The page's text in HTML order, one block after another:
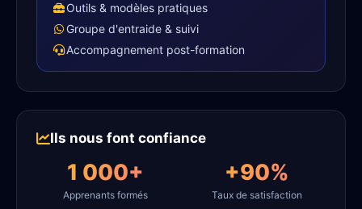
Outils & modèles pratiques
Groupe d'entraide & suivi
Accompagnement post-formation
Ils nous font confiance
1 000+
Apprenants formés
+90%
Taux de satisfaction